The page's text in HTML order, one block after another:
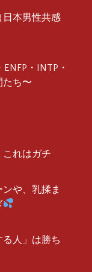
日本男性共感
・INTP・
ち〜
れはガチ
や、乳揉ま
人」は勝ち